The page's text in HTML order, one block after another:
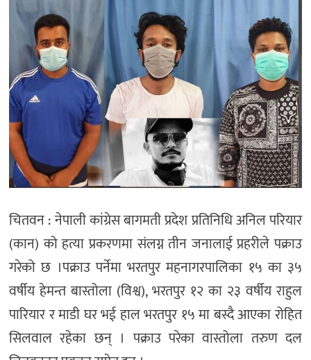
चितवन : नेपाली कांग्रेस बागमती प्रदेश प्रतिनिधि अनिल परियार
(कान) को हत्या प्रकरणमा संलग्न तीन जनालाई प्रहरीले पक्राउ
गरेको छ ।पक्राउ पर्नेमा भरतपुर महनागरपालिका १५ का ३५
वर्षीय हेमन्त बास्तोला (विश्व), भरतपुर १२ का २३ वर्षीय राहुल
पारियार र माडी घर भई हाल भरतपुर १५ मा बस्दै आएका रोहित
सिलवाल रहेका छन् । पक्राउ परेका वास्तोला तरुण दल